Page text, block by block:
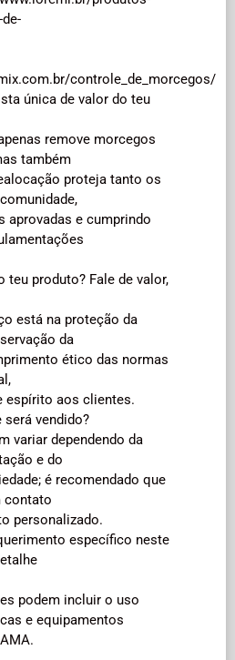
controle_de_morcegos/
única de valor do teu
remove morcegos
também
proteja tanto os
aprovadas e cumprindo
teu produto? Fale de valor,
está na proteção da
da
ético das normas
espírito aos clientes.
será vendido?
variar dependendo da
e do
é recomendado que
contato
personalizado.
específico neste
podem incluir o uso
e equipamentos